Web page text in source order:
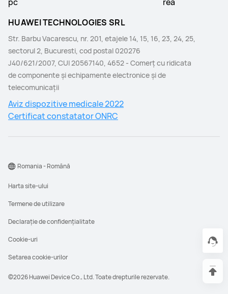
HUAWEI TECHNOLOGIES SRL
Str. Barbu Vacarescu, nr. 201, etajele 14, 15, 16, 23, 24, 25,
sectorul 2, Bucuresti, cod postal 020276
J40/621/2007, CUI 20567140, 4652 - Comerţ cu ridicata
de componente şi echipamente electronice şi de
telecomunicaţii
Aviz dispozitive medicale 2022
Certificat constatator ONRC
©2026 Huawei Device Co., Ltd. Toate drepturile rezervate.
Harta site-ului
Termene de utilizare
Declarație de confidențialitate
Cookie-uri
Setarea cookie-urilor
Romania - Română